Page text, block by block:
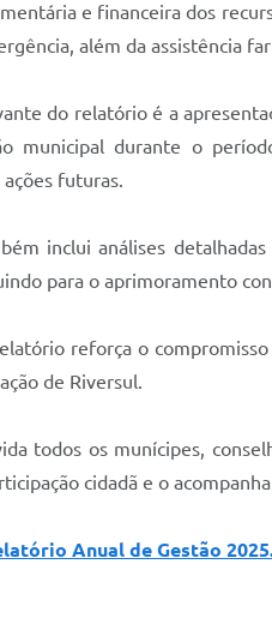
e financeira dos
além da assistência
do relatório é a
municipal durante o
futuras.
inclui análises
para o aprimoramento
reforça o
de Riversul.
todos os munícipes,
cidadã e o
Anual de Gestão